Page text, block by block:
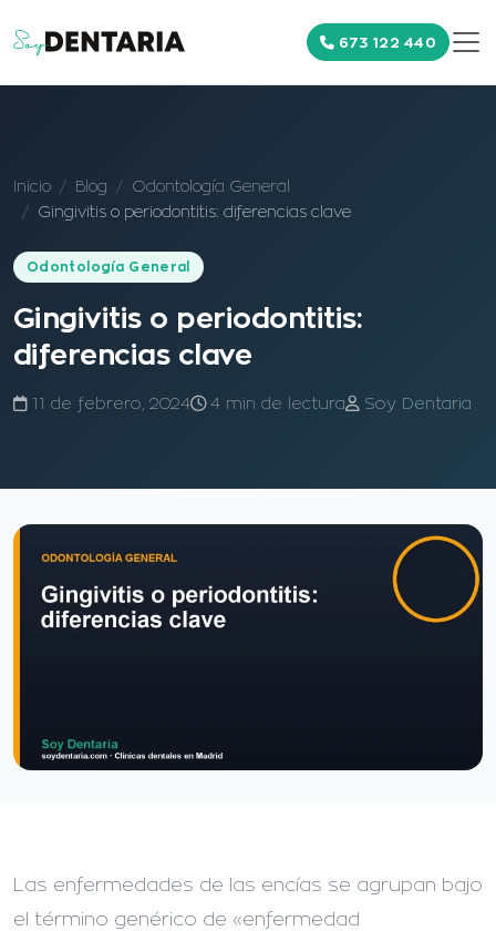
673 122 440
Inicio Blog
Odontología General
Gingivitis o periodontitis: diferencias clave
Odontología General
Gingivitis o periodontitis:
diferencias clave
11 de febrero, 2024 4 min de lectura Soy Dentaria
Las enfermedades de las encías se agrupan bajo
el término genérico de «enfermedad